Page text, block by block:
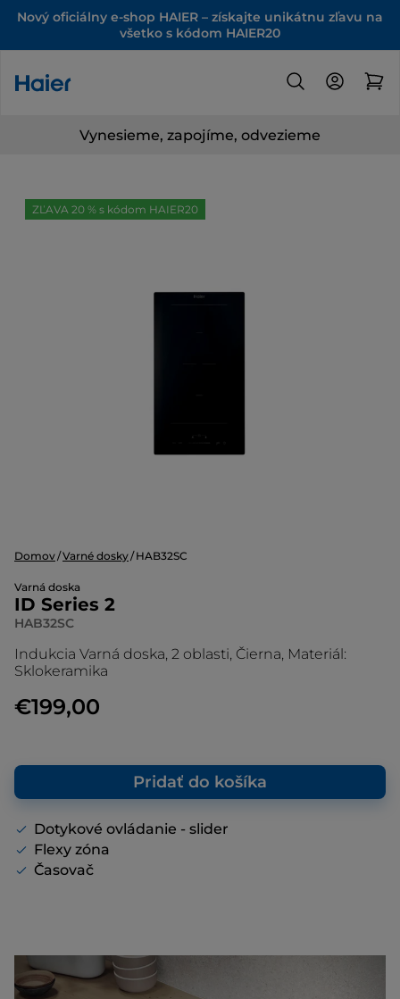
Nový oficiálny e-shop HAIER – získajte unikátnu zľavu na
všetko s kódom HAIER20
Vynesieme, zapojíme, odvezieme
ZĽAVA 20 % s kódom HAIER20
Domov Varné dosky HAB32SC
Varná doska
ID Series 2
HAB32SC
Indukcia Varná doska, 2 oblasti, Čierna, Materiál:
Sklokeramika
€199,00
Pridať do košíka
Dotykové ovládanie - slider
Flexy zóna
Časovač